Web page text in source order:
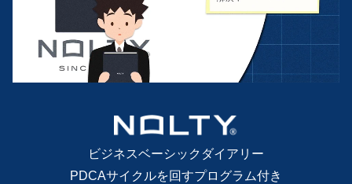
ビジネスベーシックダイアリー
PDCAサイクルを回すプログラム付き